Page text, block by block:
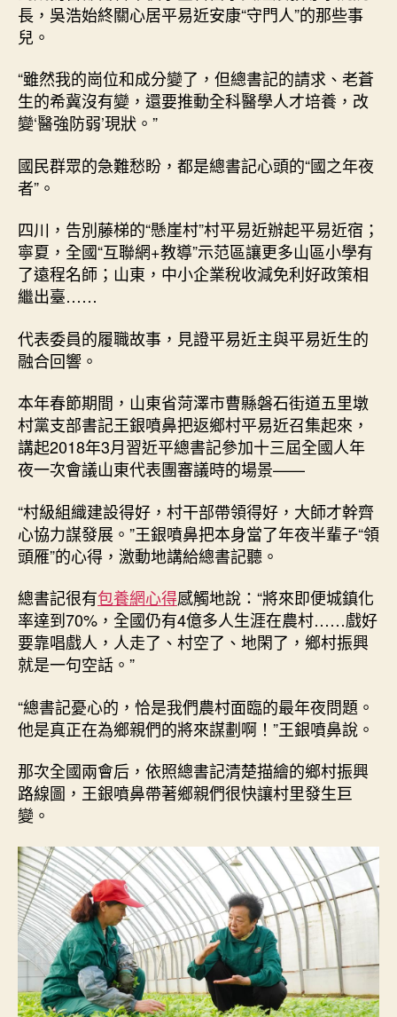
長，吳浩始終關心居平易近安康“守門人”的那些事
兒。
“雖然我的崗位和成分變了，但總書記的請求、老蒼
生的希冀沒有變，還要推動全科醫學人才培養，改
變‘醫強防弱’現狀。”
國民群眾的急難愁盼，都是總書記心頭的“國之年夜
者”。
四川，告別藤梯的“懸崖村”村平易近辦起平易近宿；
寧夏，全國“互聯網+教導”示范區讓更多山區小學有
了遠程名師；山東，中小企業稅收減免利好政策相
繼出臺……
代表委員的履職故事，見證平易近主與平易近生的
融合回響。
本年春節期間，山東省菏澤市曹縣磐石街道五里墩
村黨支部書記王銀噴鼻把返鄉村平易近召集起來，
講起2018年3月習近平總書記參加十三屆全國人年
夜一次會議山東代表團審議時的場景——
“村級組織建設得好，村干部帶領得好，大師才幹齊
心協力謀發展。”王銀噴鼻把本身當了年夜半輩子“領
頭雁”的心得，激動地講給總書記聽。
總書記很有包養網心得感觸地說：“將來即便城鎮化
率達到70%，全國仍有4億多人生涯在農村……戲好
要靠唱戲人，人走了、村空了、地閑了，鄉村振興
就是一句空話。”
“總書記憂心的，恰是我們農村面臨的最年夜問題。
他是真正在為鄉親們的將來謀劃啊！”王銀噴鼻說。
那次全國兩會后，依照總書記清楚描繪的鄉村振興
路線圖，王銀噴鼻帶著鄉親們很快讓村里發生巨
變。